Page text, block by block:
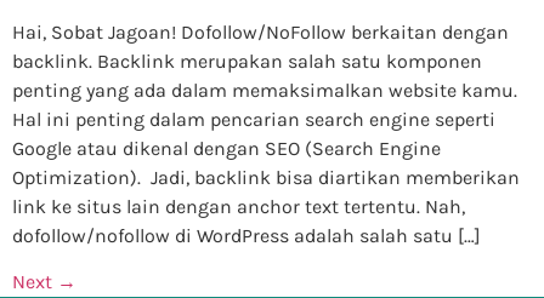
Hai, Sobat Jagoan! Dofollow/NoFollow berkaitan dengan
backlink. Backlink merupakan salah satu komponen
penting yang ada dalam memaksimalkan website kamu.
Hal ini penting dalam pencarian search engine seperti
Google atau dikenal dengan SEO (Search Engine
Optimization). Jadi, backlink bisa diartikan memberikan
link ke situs lain dengan anchor text tertentu. Nah,
dofollow/nofollow di WordPress adalah salah satu […]
Next →